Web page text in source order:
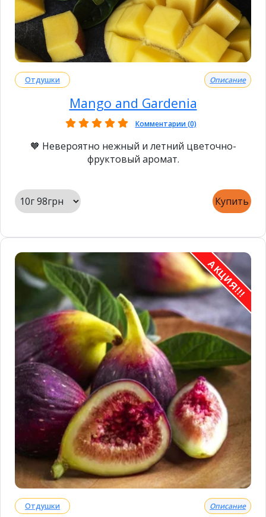
Отдушки Описание
Mango and Gardenia
Комментарии (0)
🧡 Невероятно нежный и летний цветочно-
фруктовый аромат.
Купить
АКЦИЯ!!!
Отдушки Описание